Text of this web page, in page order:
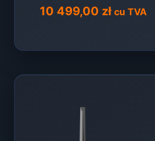
10 499,00 zł cu TVA